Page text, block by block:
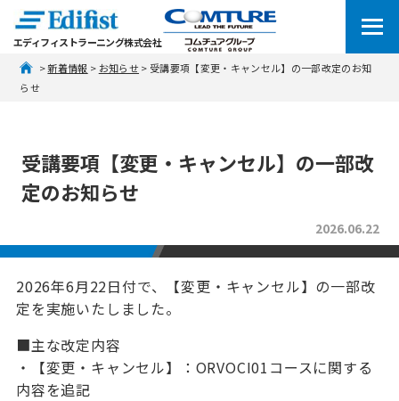
エディフィストラーニング株式会社
> 新着情報 > お知らせ > 受講要項【変更・キャンセル】の一部改定のお知
らせ
受講要項【変更・キャンセル】の一部改
定のお知らせ
2026.06.22
2026年6月22日付で、【変更・キャンセル】の一部改
定を実施いたしました。
■主な改定内容
・【変更・キャンセル】：ORVOCI01コースに関する
内容を追記